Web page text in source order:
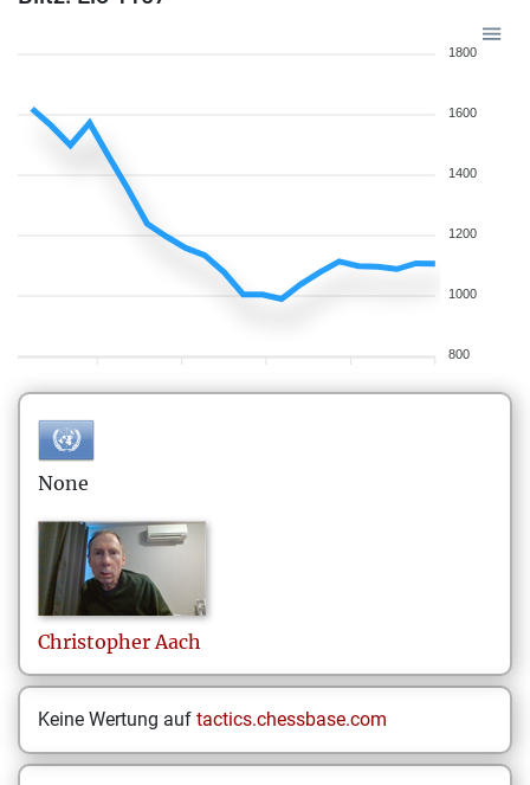
1800
1600
1400
1200
1000
800
None
Christopher Aach
Keine Wertung auf tactics.chessbase.com